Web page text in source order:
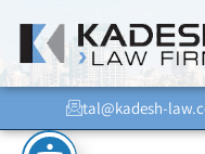
tal@kadesh-